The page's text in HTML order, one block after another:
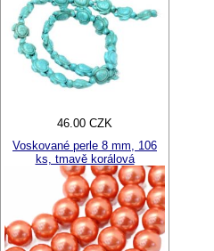
46.00 CZK
Voskované perle 8 mm, 106
ks, tmavě korálová